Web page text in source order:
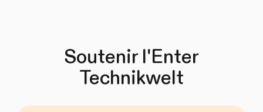
Soutenir l'Enter
Technikwelt